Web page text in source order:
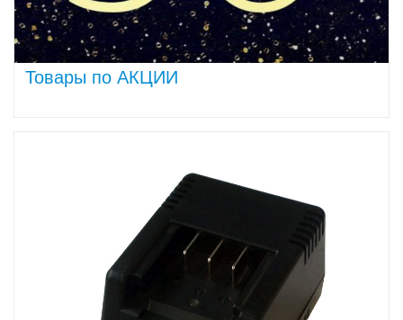
Товары по АКЦИИ